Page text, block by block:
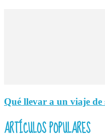
Qué llevar a un viaje
ARTÍCULOS POPULARES